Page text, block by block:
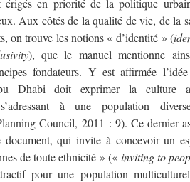
Aux côtés de la qualité de vie, de la
on trouve les notions « d’identité » (
), que le manuel mentionne
fondateurs. Y est affirmée
Dhabi doit exprimer la culture
à une population
Council, 2011 : 9). Ce dernier
document, qui invite à concevoir un
de toute ethnicité » (« inviting to
pour une population